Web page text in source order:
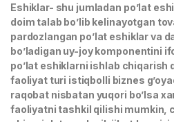
Eshiklar- shu jumladan po’lat
doim talab bo’lib kelinayotgan
pardozlangan po’lat eshiklar va
bo’ladigan uy-joy komponentini
po’lat eshiklarni ishlab chiqarish
faoliyat turi istiqbolli biznes
raqobat nisbatan yuqori bo’lsa
faoliyatni tashkil qilishi mumkin,